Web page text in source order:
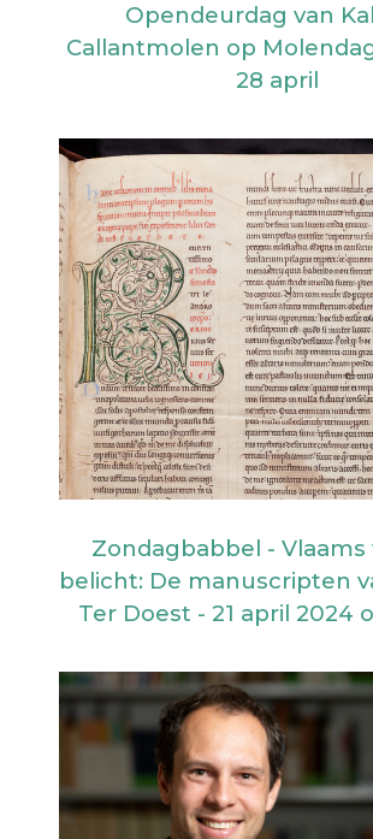
Opendeurdag van
Callantmolen op
28 april
Zondagbabbel -
belicht: De manuscripten
Ter Doest - 21 april 2024